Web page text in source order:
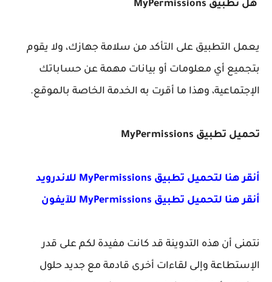
هل تطبيق MyPermissions
يعمل التطبيق على التأكد من سلامة جهازك، ولا يقوم
بتجميع أي معلومات أو بيانات مهمة عن حساباتك
الإجتماعية، وهذا ما أقرت به الخدمة الخاصة بالموقع.
تحميل تطبيق MyPermissions
أنقر هنا لتحميل تطبيق MyPermissions للاندرويد
أنقر هنا لتحميل تطبيق MyPermissions للآيفون
نتمنى أن هذه التدوينة قد كانت مفيدة لكم على قدر
الإستطاعة وإلى لقاءات أخرى قادمة مع جديد حلول